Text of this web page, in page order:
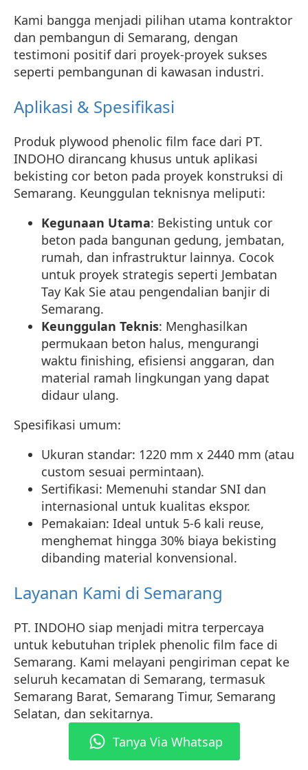
Kami bangga menjadi pilihan utama kontraktor
dan pembangun di Semarang, dengan
testimoni positif dari proyek-proyek sukses
seperti pembangunan di kawasan industri.
Aplikasi & Spesifikasi
Produk plywood phenolic film face dari PT.
INDOHO dirancang khusus untuk aplikasi
bekisting cor beton pada proyek konstruksi di
Semarang. Keunggulan teknisnya meliputi:
Kegunaan Utama: Bekisting untuk cor
beton pada bangunan gedung, jembatan,
rumah, dan infrastruktur lainnya. Cocok
untuk proyek strategis seperti Jembatan
Tay Kak Sie atau pengendalian banjir di
Semarang.
Keunggulan Teknis: Menghasilkan
permukaan beton halus, mengurangi
waktu finishing, efisiensi anggaran, dan
material ramah lingkungan yang dapat
didaur ulang.
Spesifikasi umum:
Ukuran standar: 1220 mm x 2440 mm (atau
custom sesuai permintaan).
Sertifikasi: Memenuhi standar SNI dan
internasional untuk kualitas ekspor.
Pemakaian: Ideal untuk 5-6 kali reuse,
menghemat hingga 30% biaya bekisting
dibanding material konvensional.
Layanan Kami di Semarang
PT. INDOHO siap menjadi mitra terpercaya
untuk kebutuhan triplek phenolic film face di
Semarang. Kami melayani pengiriman cepat ke
seluruh kecamatan di Semarang, termasuk
Semarang Barat, Semarang Timur, Semarang
Selatan, dan sekitarnya.
Tanya Via Whatsap